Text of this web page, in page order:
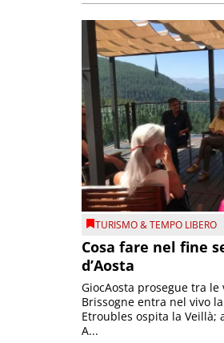
TURISMO & TEMPO LIBERO
Cosa fare nel fine
d’Aosta
GiocAosta prosegue tra le
Brissogne entra nel vivo
Etroubles ospita la Veillà;
A...